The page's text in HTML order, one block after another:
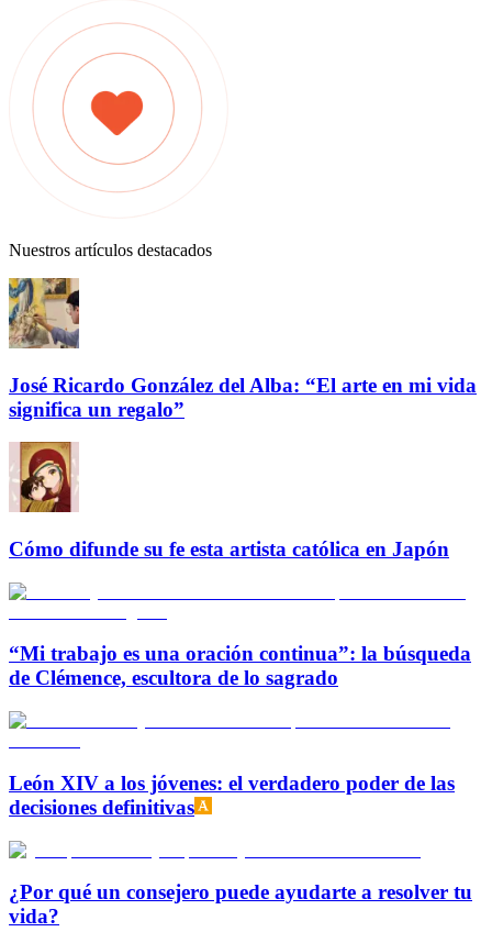
Nuestros artículos destacados
José Ricardo González del Alba: “El arte en mi vida
significa un regalo”
Cómo difunde su fe esta artista católica en Japón
“Mi trabajo es una oración continua”: la búsqueda
de Clémence, escultora de lo sagrado
León XIV a los jóvenes: el verdadero poder de las
decisiones definitivas
¿Por qué un consejero puede ayudarte a resolver tu
vida?